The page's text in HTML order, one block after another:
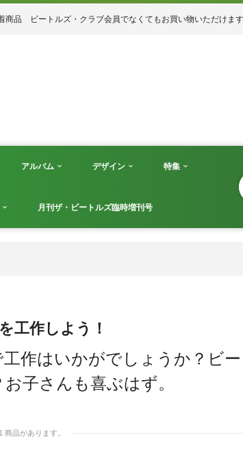
商品 ビートルズ・クラブ会員でなくてもお買い物いただけます
アルバム デザイン 特集
月刊ザ・ビートルズ臨時増刊号
工作しよう！
工作はいかがでしょうか？ビ
子さんも喜ぶはず。
商品があります。